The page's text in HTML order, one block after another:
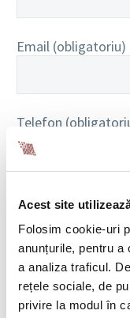
Acest site
Folosim cookie-uri
anunțurile, pentru a
a analiza traficul.
rețele sociale, de
privire la modul în
Email (obligatoriu)
Telefon
O intrebare pentru